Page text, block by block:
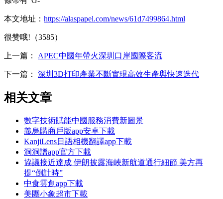
本文地址： https://alaspapel.com/news/61d7499864.html
很赞哦!（3585）
上一篇： APEC中國年帶火深圳口岸國際客流
下一篇： 深圳3D打印產業不斷實現高效生產與快速迭代
相关文章
數字技術賦能中國服務消費新圖景
義烏購商戶版app安卓下載
KanjiLens日語相機翻譯app下載
洞洞譜app官方下載
協議接近達成 伊朗披露海峽新航道通行細節 美方再
提“倒計時”
中食雲創app下載
美團小象超市下載